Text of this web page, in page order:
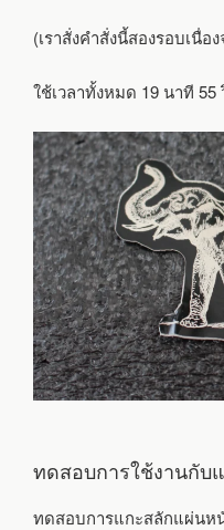
(เราสั่งคำสั่งนี้สองรอบเนื่
ใช้เวลาทั้งหมด 19 นาที 55
ทดสอบการใช้งานกับ
ทดสอบการแกะสลักแผ่นห